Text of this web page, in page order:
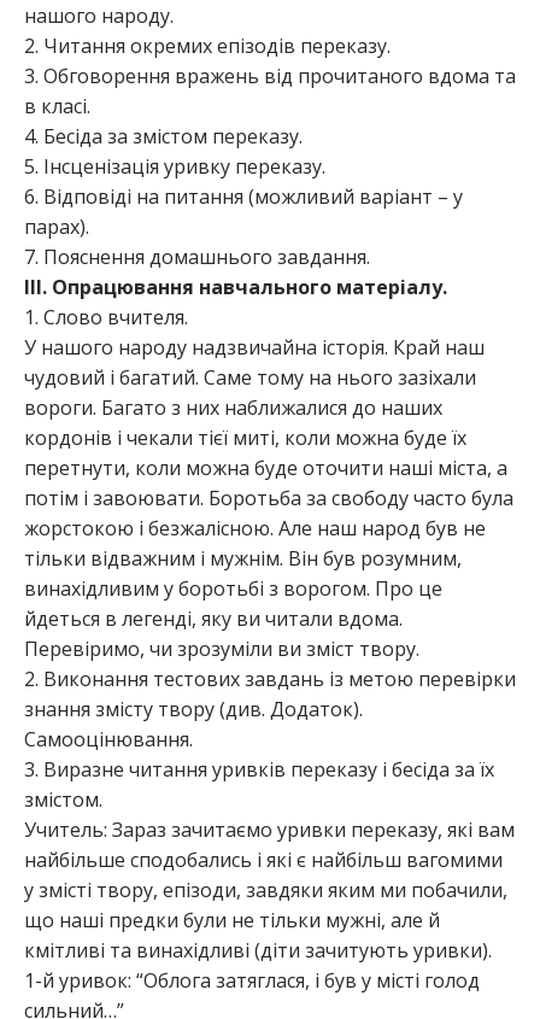
нашого народу.
2. Читання окремих епізодів переказу.
3. Обговорення вражень від прочитаного вдома та
в класі.
4. Бесіда за змістом переказу.
5. Інсценізація уривку переказу.
6. Відповіді на питання (можливий варіант – у
парах).
7. Пояснення домашнього завдання.
ІІІ. Опрацювання навчального матеріалу.
1. Слово вчителя.
У нашого народу надзвичайна історія. Край наш
чудовий і багатий. Саме тому на нього зазіхали
вороги. Багато з них наближалися до наших
кордонів і чекали тієї миті, коли можна буде їх
перетнути, коли можна буде оточити наші міста, а
потім і завоювати. Боротьба за свободу часто була
жорстокою і безжалісною. Але наш народ був не
тільки відважним і мужнім. Він був розумним,
винахідливим у боротьбі з ворогом. Про це
йдеться в легенді, яку ви читали вдома.
Перевіримо, чи зрозуміли ви зміст твору.
2. Виконання тестових завдань із метою перевірки
знання змісту твору (див. Додаток).
Самооцінювання.
3. Виразне читання уривків переказу і бесіда за їх
змістом.
Учитель: Зараз зачитаємо уривки переказу, які вам
найбільше сподобались і які є найбільш вагомими
у змісті твору, епізоди, завдяки яким ми побачили,
що наші предки були не тільки мужні, але й
кмітливі та винахідливі (діти зачитують уривки).
1-й уривок: “Облога затяглася, і був у місті голод
сильний…”